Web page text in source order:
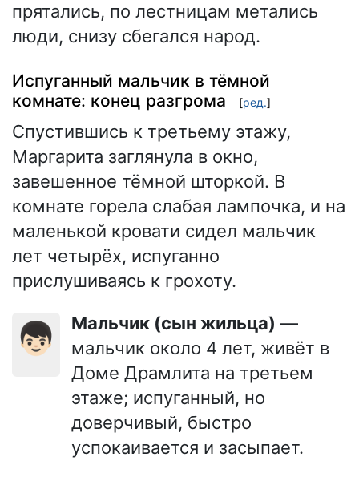
прятались, по лестницам метались
люди, снизу сбегался народ.
Испуганный мальчик в тёмной
комнате: конец разгрома
[ред.]
Спустившись к третьему этажу,
Маргарита заглянула в окно,
завешенное тёмной шторкой. В
комнате горела слабая лампочка, и на
маленькой кровати сидел мальчик
лет четырёх, испуганно
прислушиваясь к грохоту.
👦🏻 Мальчик (сын жильца) —
мальчик около 4 лет, живёт в
Доме Драмлита на третьем
этаже; испуганный, но
доверчивый, быстро
успокаивается и засыпает.